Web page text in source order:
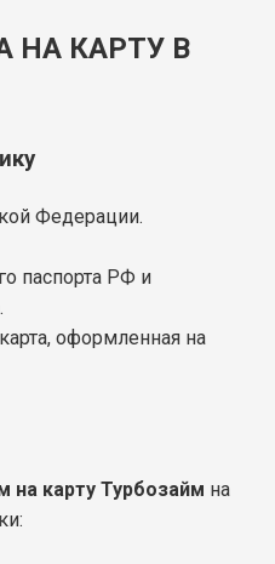
НА КАРТУ В
Федерации.
паспорта РФ и
оформленная на
на карту Турбозайм на